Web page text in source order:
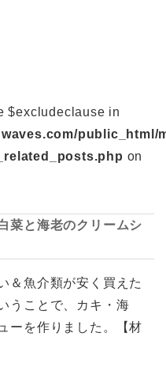
$excludeclause in
public_html/
on
菜と海老のクリームシ
＆魚介類が安く買えた
うことで、カキ・海
ーを作りました。【材